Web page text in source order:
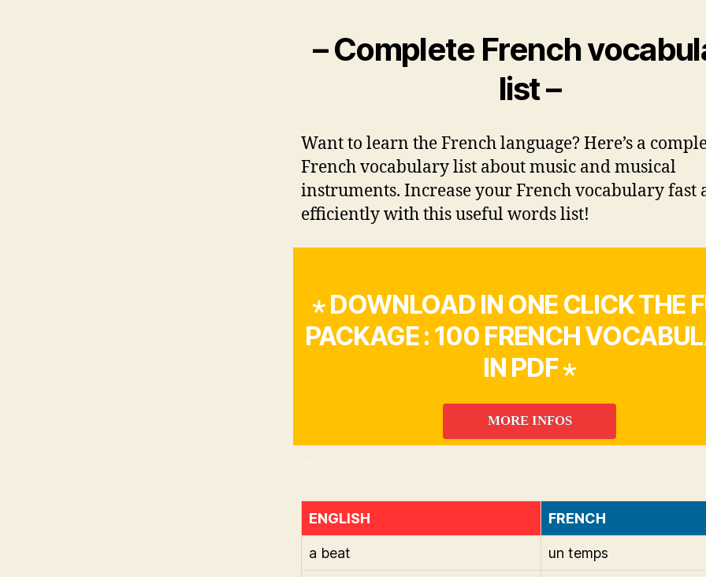
– Complete French
list –
Want to learn the French language? Here’s a
French vocabulary list about music and musical
instruments. Increase your French vocabulary fast
efficiently with this useful words list!
⋆ DOWNLOAD IN ONE CLICK THE
PACKAGE : 100 FRENCH
IN PDF ⋆
MORE INFOS
ENGLISH FRENCH
a beat un temps